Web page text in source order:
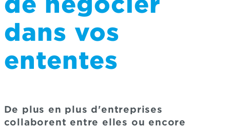
dans vos
ententes
De plus en plus d'entreprises
collaborent entre elles ou encore